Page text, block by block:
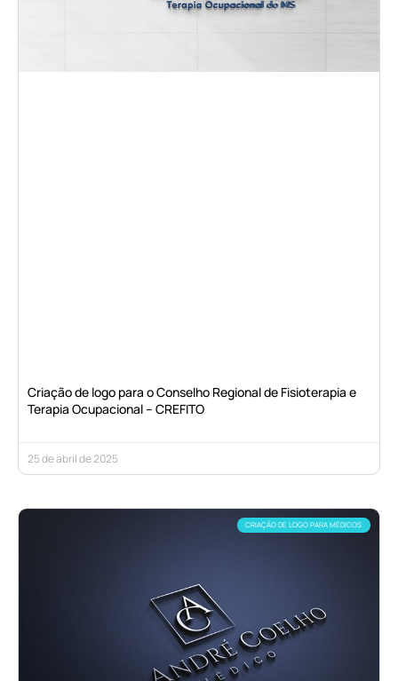
Criação de logo para o Conselho Regional de Fisioterapia e
Terapia Ocupacional – CREFITO
25 de abril de 2025
CRIAÇÃO DE LOGO PARA MÉDICOS